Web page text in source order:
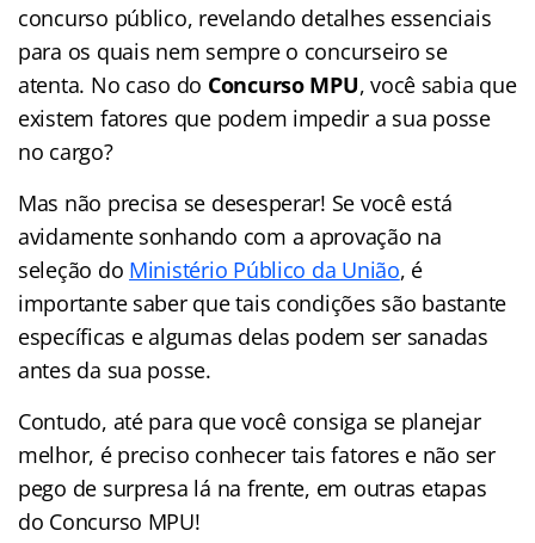
concurso público, revelando detalhes essenciais
para os quais nem sempre o concurseiro se
atenta. No caso do Concurso MPU, você sabia que
existem fatores que podem impedir a sua posse
no cargo?
Mas não precisa se desesperar! Se você está
avidamente sonhando com a aprovação na
seleção do Ministério Público da União, é
importante saber que tais condições são bastante
específicas e algumas delas podem ser sanadas
antes da sua posse.
Contudo, até para que você consiga se planejar
melhor, é preciso conhecer tais fatores e não ser
pego de surpresa lá na frente, em outras etapas
do Concurso MPU!